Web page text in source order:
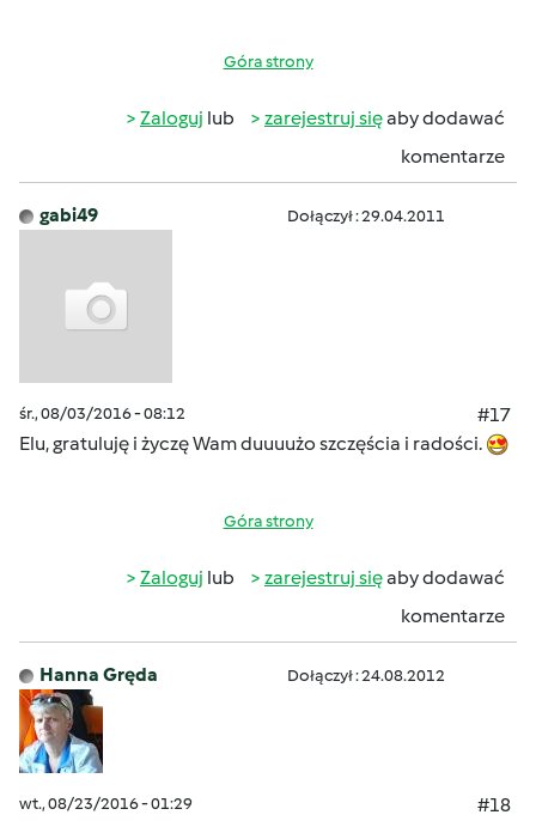
Góra strony
Zaloguj lub zarejestruj sięaby dodawać
komentarze
gabi49 Dołączył : 29.04.2011
śr., 08/03/2016 - 08:12
#17
Elu, gratuluję i życzę Wam duuuużo szczęścia i radości.
Góra strony
Zaloguj lub zarejestruj sięaby dodawać
komentarze
Hanna Gręda Dołączył : 24.08.2012
wt., 08/23/2016 - 01:29
#18